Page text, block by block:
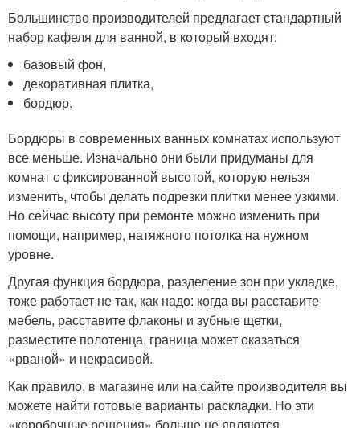
Большинство производителей предлагает стандартный
набор кафеля для ванной, в который входят:
базовый фон,
декоративная плитка,
бордюр.
Бордюры в современных ванных комнатах используют
все меньше. Изначально они были придуманы для
комнат с фиксированной высотой, которую нельзя
изменить, чтобы делать подрезки плитки менее узкими.
Но сейчас высоту при ремонте можно изменить при
помощи, например, натяжного потолка на нужном
уровне.
Другая функция бордюра, разделение зон при укладке,
тоже работает не так, как надо: когда вы расставите
мебель, расставите флаконы и зубные щетки,
разместите полотенца, граница может оказаться
«рваной» и некрасивой.
Как правило, в магазине или на сайте производителя вы
можете найти готовые варианты раскладки. Но эти
«коробочные решения» больше не являются